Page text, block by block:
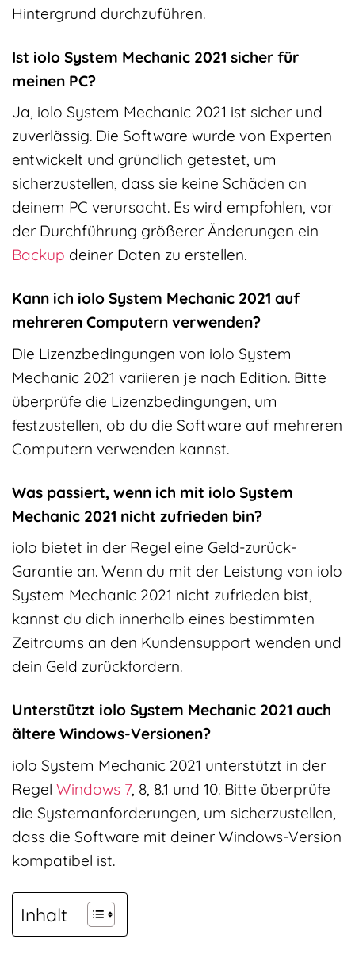
Hintergrund durchzuführen.
Ist iolo System Mechanic 2021 sicher für
meinen PC?
Ja, iolo System Mechanic 2021 ist sicher und
zuverlässig. Die Software wurde von Experten
entwickelt und gründlich getestet, um
sicherzustellen, dass sie keine Schäden an
deinem PC verursacht. Es wird empfohlen, vor
der Durchführung größerer Änderungen ein
Backup deiner Daten zu erstellen.
Kann ich iolo System Mechanic 2021 auf
mehreren Computern verwenden?
Die Lizenzbedingungen von iolo System
Mechanic 2021 variieren je nach Edition. Bitte
überprüfe die Lizenzbedingungen, um
festzustellen, ob du die Software auf mehreren
Computern verwenden kannst.
Was passiert, wenn ich mit iolo System
Mechanic 2021 nicht zufrieden bin?
iolo bietet in der Regel eine Geld-zurück-
Garantie an. Wenn du mit der Leistung von iolo
System Mechanic 2021 nicht zufrieden bist,
kannst du dich innerhalb eines bestimmten
Zeitraums an den Kundensupport wenden und
dein Geld zurückfordern.
Unterstützt iolo System Mechanic 2021 auch
ältere Windows-Versionen?
iolo System Mechanic 2021 unterstützt in der
Regel Windows 7, 8, 8.1 und 10. Bitte überprüfe
die Systemanforderungen, um sicherzustellen,
dass die Software mit deiner Windows-Version
kompatibel ist.
Inhalt